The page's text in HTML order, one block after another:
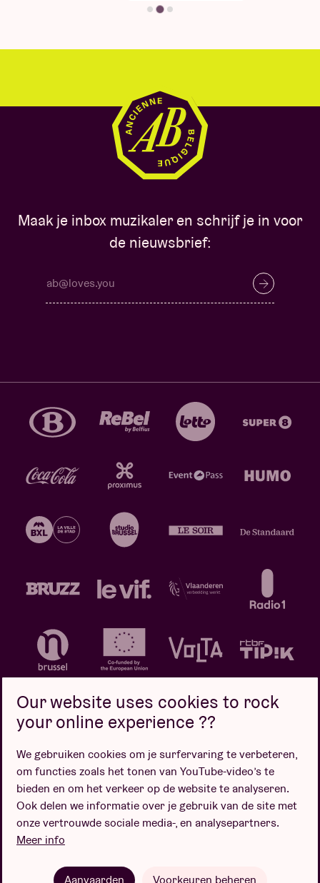
Maak je inbox muzikaler en schrijf je in voor
de nieuwsbrief:
Privacybeleid Cookiebeleid
Verkoopsvoorwaarden
Design door
Our website uses cookies to rock
your online experience ??
We gebruiken cookies om je surfervaring te verbeteren,
om functies zoals het tonen van YouTube-video’s te
bieden en om het verkeer op de website te analyseren.
Ook delen we informatie over je gebruik van de site met
onze vertrouwde sociale media-, en analysepartners.
Meer info
Aanvaarden Voorkeuren beheren